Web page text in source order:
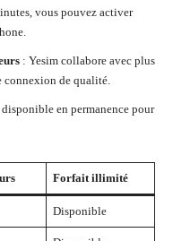
vous pouvez activer
: Yesim collabore avec plus
connexion de qualité.
en permanence pour
Forfait illimité
Disponible